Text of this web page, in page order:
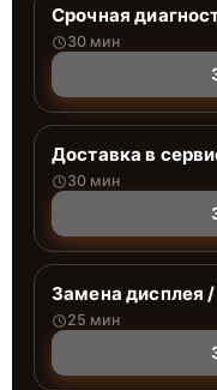
Срочная
30 мин
Доставка в
30 мин
Замена дисплея
25 мин